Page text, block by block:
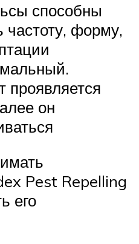
способны
частоту, форму,
он
Pest Repelling
его